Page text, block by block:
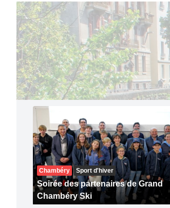
Chambéry Sport d'hiver
Soirée des partenaires de Grand
Chambéry Ski